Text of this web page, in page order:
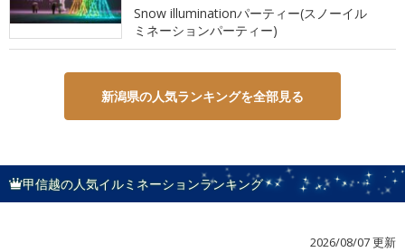
Snow illuminationパーティー(スノーイル
ミネーションパーティー)
新潟県の人気ランキングを全部見る
甲信越の人気イルミネーションランキング
2026/08/07 更新